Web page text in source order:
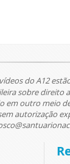
do A12
sobre direito
em outro meio
autorização